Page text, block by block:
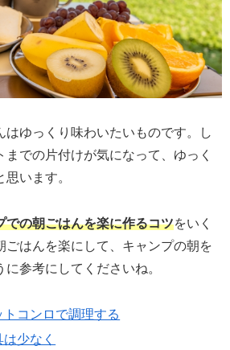
はゆっくり味わいたいものです。し
での片付けが気になって、ゆっく
います。
での朝ごはんを楽に作るコツをいく
ごはんを楽にして、キャンプの朝を
参考にしてくださいね。
コンロで調理する
少なく